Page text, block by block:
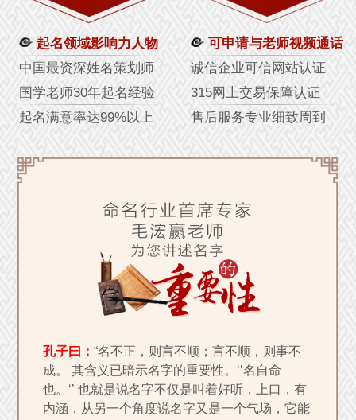
起名领域影响力人物
中国最资深姓名策划师
国学老师30年起名经验
起名满意率达99%以上
可申请与老师视频通话
诚信企业可信网站认证
315网上交易保障认证
售后服务专业细致周到
孔子曰：“名不正，则言不顺；言不顺，则事不
成。 其含义已暗示名字的重要性。‘’名自命
也。‘’ 也就是说名字不仅是叫着好听，上口，有
内涵，从另一个角度说名字又是一个气场，它能